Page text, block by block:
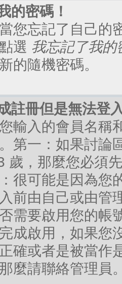
的密碼！
您忘記了自己的
選 我忘記了我的
的隨機密碼。
註冊但是無法登
輸入的會員名稱
第一：如果討論
歲，那麼您必須
很可能是因為您
前由自己或由管
需要啟用您的帳
成啟用，如果您
確或者是被當作
麼請聯絡管理員